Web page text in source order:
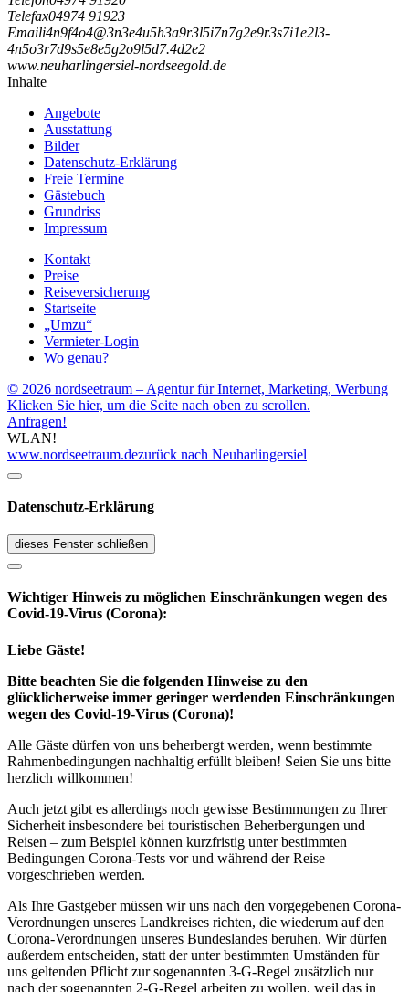
Telefax04974 91923
Emaili4n9f4o4@3n3e4u5h3a9r3l5i7n7g2e9r3s7i1e2l3-
4n5o3r7d9s5e8e5g2o9l5d7.4d2e2
www.neuharlingersiel-nordseegold.de
Inhalte
Angebote
Ausstattung
Bilder
Datenschutz-Erklärung
Freie Termine
Gästebuch
Grundriss
Impressum
Kontakt
Preise
Reiseversicherung
Startseite
„Umzu“
Vermieter-Login
Wo genau?
© 2026 nordseetraum – Agentur für Internet, Marketing, Werbung
Klicken Sie hier, um die Seite nach oben zu scrollen.
Anfragen!
WLAN!
www.nordseetraum.dezurück nach Neuharlingersiel
Datenschutz-Erklärung
dieses Fenster schließen
Wichtiger Hinweis zu möglichen Ein­schränk­ungen wegen des
Covid-19-Virus (Corona):
Liebe Gäste!
Bitte beachten Sie die folgenden Hinweise zu den
glücklicherweise immer geringer werdenden Einschränkungen
wegen des Covid-19-Virus (Corona)!
Alle Gäste dürfen von uns beherbergt werden, wenn bestimmte
Rahmenbedingungen nachhaltig erfüllt bleiben! Seien Sie uns bitte
herzlich willkommen!
Auch jetzt gibt es allerdings noch gewisse Bestimmungen zu Ihrer
Sicherheit insbesondere bei touristischen Beherbergungen und
Reisen – zum Beispiel können kurzfristig unter bestimmten
Bedingungen Corona-Tests vor und während der Reise
vorgeschrieben werden.
Als Ihre Gastgeber müssen wir uns nach den vorgegebenen Corona-
Verordnungen unseres Landkreises richten, die wiederum auf den
Corona-Verordnungen unseres Bundeslandes beruhen. Wir dürfen
außerdem entscheiden, statt der unter bestimmten Umständen für
uns geltenden Pflicht zur sogenannten 3-G-Regel zusätzlich nur
nach der sogenannten 2-G-Regel arbeiten zu wollen, weil das in